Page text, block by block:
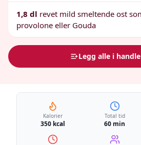
1,8 dl revet mild smeltende ost
provolone eller Gouda
Legg alle i
Kalorier
350 kcal
Total tid
60 min